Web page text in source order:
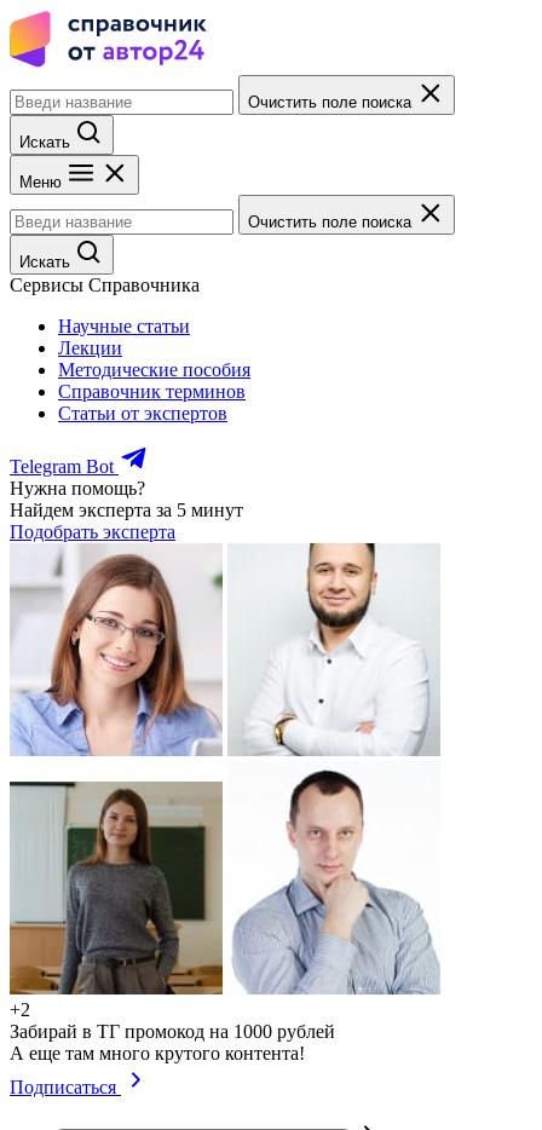
Очистить поле поиска
Искать
Меню
Очистить поле поиска
Искать
Сервисы Справочника
Научные статьи
Лекции
Методические пособия
Справочник терминов
Статьи от экспертов
Telegram Bot
Нужна помощь?
Найдем эксперта за 5 минут
Подобрать эксперта
+2
Забирай в ТГ промокод на 1000 рублей
А еще там много крутого контента!
Подписаться